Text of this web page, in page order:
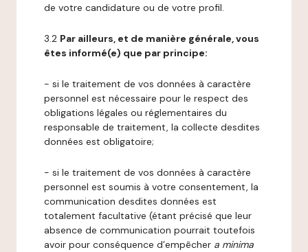
de votre candidature ou de votre profil.
3.2 Par ailleurs, et de manière générale, vous
êtes informé(e) que par principe:
- si le traitement de vos données à caractère
personnel est nécessaire pour le respect des
obligations légales ou réglementaires du
responsable de traitement, la collecte desdites
données est obligatoire;
- si le traitement de vos données à caractère
personnel est soumis à votre consentement, la
communication desdites données est
totalement facultative (étant précisé que leur
absence de communication pourrait toutefois
avoir pour conséquence d’empêcher a minima